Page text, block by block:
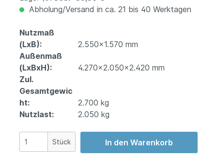
Abholung/Versand in ca. 21 bis 40 Werktagen
Nutzmaß
(LxB):
2.550x1.570 mm
Außenmaß
(LxBxH):
4.270x2.050x2.420 mm
Zul.
Gesamtgewic
ht:
2.700 kg
Nutzlast:
2.050 kg
Stück In den Warenkorb